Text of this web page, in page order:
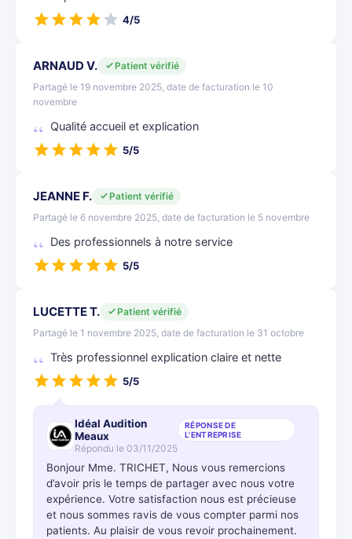
4/5
ARNAUD V.
Patient vérifié
Partagé le 19 novembre 2025, date de facturation le 10
novembre
Qualité accueil et explication
5/5
JEANNE F.
Patient vérifié
Partagé le 6 novembre 2025, date de facturation le 5 novembre
Des professionnels à notre service
5/5
LUCETTE T.
Patient vérifié
Partagé le 1 novembre 2025, date de facturation le 31 octobre
Très professionnel explication claire et nette
5/5
Idéal Audition
Meaux
RÉPONSE DE
L'ENTREPRISE
Répondu le 03/11/2025
Bonjour Mme. TRICHET, Nous vous remercions
d’avoir pris le temps de partager avec nous votre
expérience. Votre satisfaction nous est précieuse
et nous sommes ravis de vous compter parmi nos
patients. Au plaisir de vous revoir prochainement.